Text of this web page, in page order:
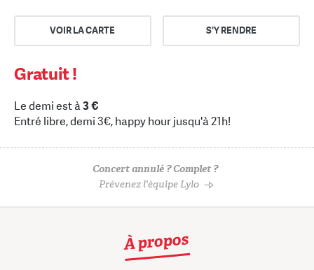
VOIR LA CARTE S'Y RENDRE
Gratuit !
Le demi est à3 €
Entré libre, demi 3€, happy hour jusqu'à 21h!
Concert annulé ? Complet ?
Prévenez l'équipe Lylo
À propos